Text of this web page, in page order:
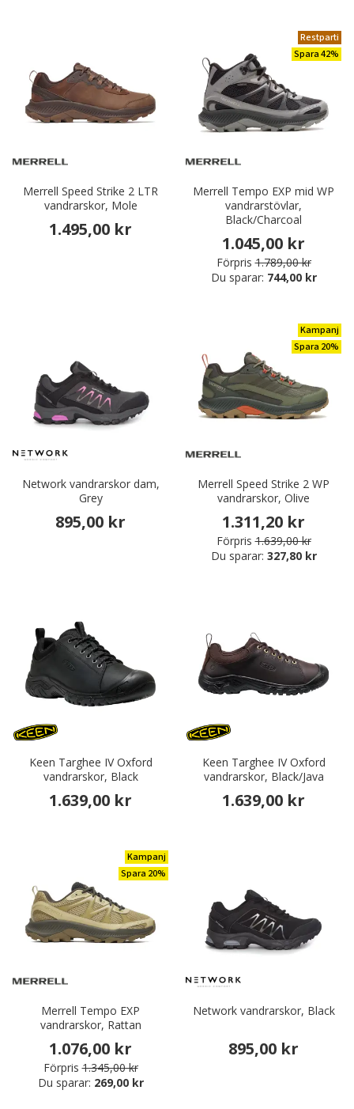
Merrell Speed Strike 2 LTR
vandrarskor, Mole
1.495,00 kr
Restparti
Spara 42%
Merrell Tempo EXP mid WP
vandrarstövlar,
Black/Charcoal
1.045,00 kr
Förpris 1.789,00 kr
Du sparar: 744,00 kr
Network vandrarskor dam,
Grey
895,00 kr
Kampanj
Spara 20%
Merrell Speed Strike 2 WP
vandrarskor, Olive
1.311,20 kr
Förpris 1.639,00 kr
Du sparar: 327,80 kr
Keen Targhee IV Oxford
vandrarskor, Black
1.639,00 kr
Keen Targhee IV Oxford
vandrarskor, Black/Java
1.639,00 kr
Kampanj
Spara 20%
Merrell Tempo EXP
vandrarskor, Rattan
1.076,00 kr
Förpris 1.345,00 kr
Du sparar: 269,00 kr
Network vandrarskor, Black
895,00 kr